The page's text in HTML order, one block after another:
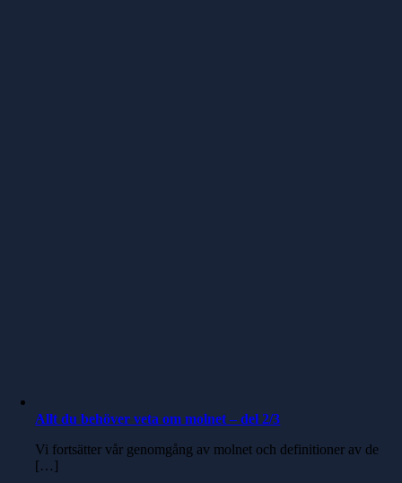
Allt du behöver veta om molnet – del 2/3
Vi fortsätter vår genomgång av molnet och definitioner av de
[…]